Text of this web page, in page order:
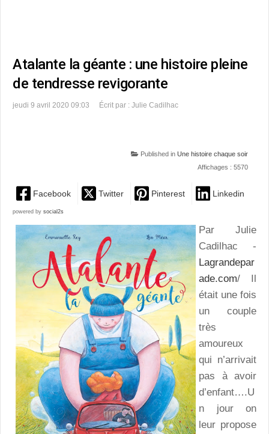
Atalante la géante : une histoire pleine
de tendresse revigorante
jeudi 9 avril 2020 09:03 Écrit par : Julie Cadilhac
Published in Une histoire chaque soir
Affichages : 5570
Facebook Twitter Pinterest Linkedin
powered by social2s
Par Julie
Cadilhac -
Lagrandepar
ade.com/ Il
était une fois
un couple
très
amoureux
qui n’arrivait
pas à avoir
d’enfant….U
n jour on
leur propose